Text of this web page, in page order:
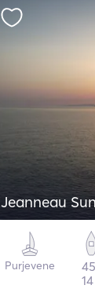
Jeanneau
Purjevene